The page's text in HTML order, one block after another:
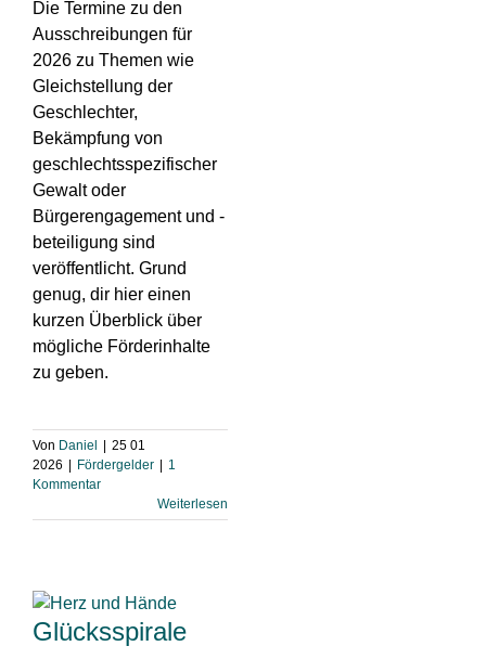
Die Termine zu den
Ausschreibungen für
2026 zu Themen wie
Gleichstellung der
Geschlechter,
Bekämpfung von
geschlechtsspezifischer
Gewalt oder
Bürgerengagement und -
beteiligung sind
veröffentlicht. Grund
genug, dir hier einen
kurzen Überblick über
mögliche Förderinhalte
zu geben.
Von Daniel
25 01
2026
Fördergelder
1
Kommentar
Weiterlesen
Glücksspirale